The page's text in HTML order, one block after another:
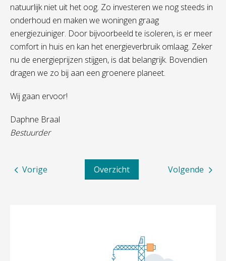
natuurlijk niet uit het oog. Zo investeren we nog steeds in
onderhoud en maken we woningen graag
energiezuiniger. Door bijvoorbeeld te isoleren, is er meer
comfort in huis en kan het energieverbruik omlaag. Zeker
nu de energieprijzen stijgen, is dat belangrijk. Bovendien
dragen we zo bij aan een groenere planeet.
Wij gaan ervoor!
Daphne Braal
Bestuurder
Volgende
Overzicht
Vorige